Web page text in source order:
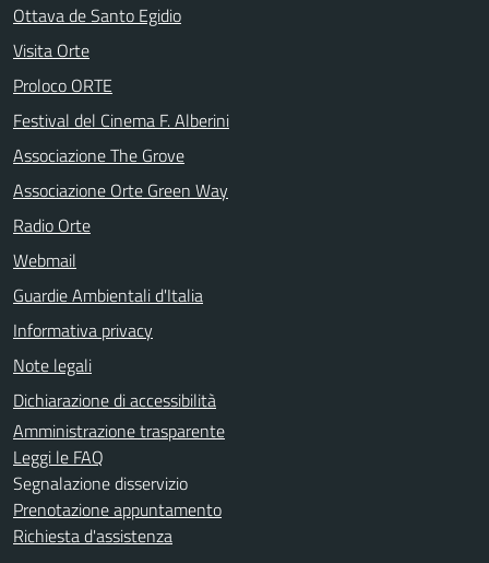
Ottava de Santo Egidio
Visita Orte
Proloco ORTE
Festival del Cinema F. Alberini
Associazione The Grove
Associazione Orte Green Way
Radio Orte
Webmail
Guardie Ambientali d'Italia
Informativa privacy
Note legali
Dichiarazione di accessibilità
Amministrazione trasparente
Leggi le FAQ
Segnalazione disservizio
Prenotazione appuntamento
Richiesta d'assistenza